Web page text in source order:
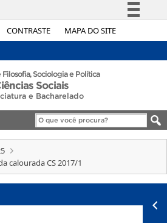
CONTRASTE MAPA DO SITE
Simplifique!
Acesso à informação
Canais
Sociologia e Política
Sociais
e Bacharelado
calourada CS 2017/1